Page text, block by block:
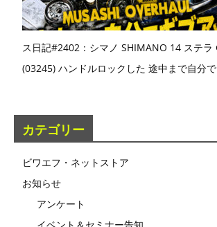
ス日記#2402：シマノ SHIMANO 14 ステラ
(03245) ハンドルロックした 途中まで自分
カテゴリー
ビワエフ・ネットストア
お知らせ
アンケート